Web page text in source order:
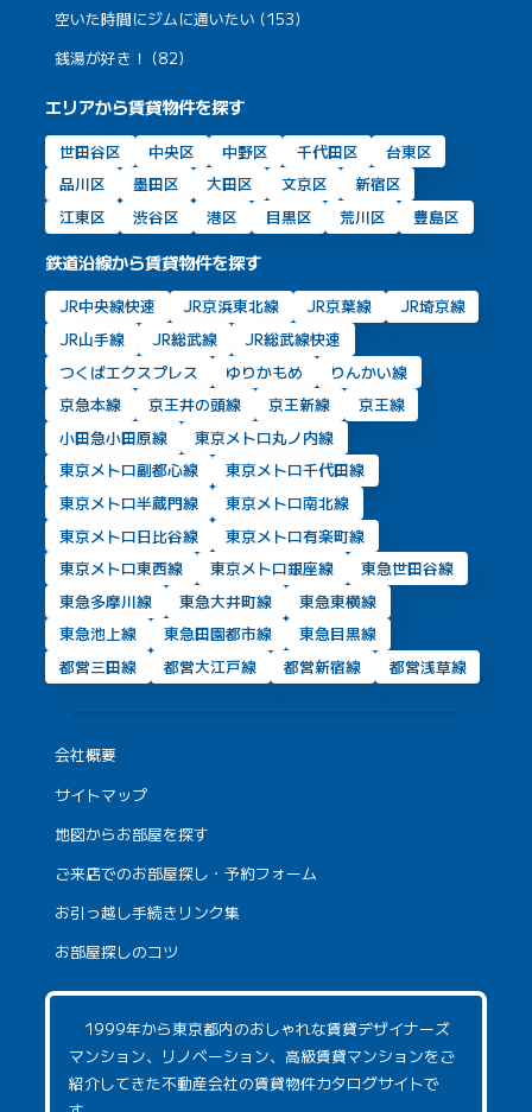
空いた時間にジムに通いたい (153)
銭湯が好き！ (82)
エリアから賃貸物件を探す
世田谷区 中央区 中野区 千代田区
台東区
品川区
墨田区 大田区 文京区
新宿区
江東区
渋谷区 港区 目黒区 荒川区 豊島区
鉄道沿線から賃貸物件を探す
JR中央線快速 JR京浜東北線 JR京葉線
JR埼京線
JR山手線
JR総武線
JR総武線快速
つくばエクスプレス
ゆりかもめ
りんかい線
京急本線
京王井の頭線 京王新線
京王線
小田急小田原線
東京メトロ丸ノ内線
東京メトロ副都心線
東京メトロ千代田線
東京メトロ半蔵門線
東京メトロ南北線
東京メトロ日比谷線
東京メトロ有楽町線
東京メトロ東西線
東京メトロ銀座線
東急世田谷線
東急多摩川線
東急大井町線
東急東横線
東急池上線
東急田園都市線
東急目黒線
都営三田線
都営大江戸線 都営新宿線 都営浅草線
会社概要
サイトマップ
地図からお部屋を探す
ご来店でのお部屋探し・予約フォーム
お引っ越し手続きリンク集
お部屋探しのコツ
1999年から東京都内のおしゃれな賃貸デザイナーズ
マンション、リノベーション、高級賃貸マンションをご
紹介してきた不動産会社の賃貸物件カタログサイトで